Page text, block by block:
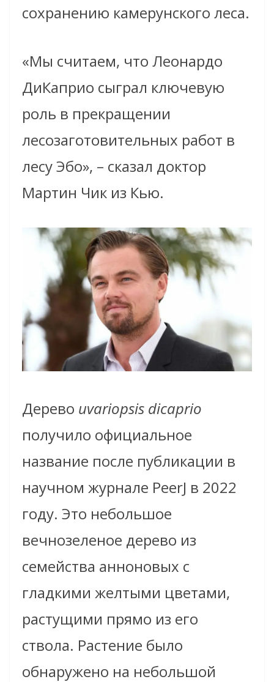
сохранению камерунского леса.
«Мы считаем, что Леонардо
ДиКаприо сыграл ключевую
роль в прекращении
лесозаготовительных работ в
лесу Эбо», – сказал доктор
Мартин Чик из Кью.
Дерево uvariopsis dicaprio
получило официальное
название после публикации в
научном журнале PeerJ в 2022
году. Это небольшое
вечнозеленое дерево из
семейства анноновых с
гладкими желтыми цветами,
растущими прямо из его
ствола. Растение было
обнаружено на небольшой